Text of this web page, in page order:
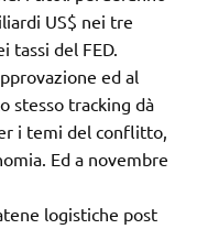
US$ nei tre
tassi del FED.
ed al
stesso tracking dà
i temi del conflitto,
Ed a novembre
logistiche post